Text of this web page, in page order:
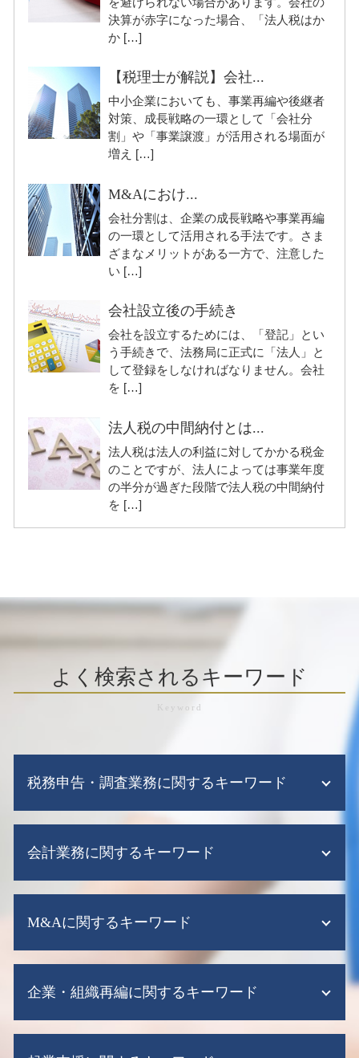
決算が赤字になった場合、「法人税はか
か […]
【税理士が解説】会社...
中小企業においても、事業再編や後継者
対策、成長戦略の一環として「会社分
割」や「事業譲渡」が活用される場面が
増え […]
M&Aにおけ...
会社分割は、企業の成長戦略や事業再編
の一環として活用される手法です。さま
ざまなメリットがある一方で、注意した
い […]
会社設立後の手続き
会社を設立するためには、「登記」とい
う手続きで、法務局に正式に「法人」と
して登録をしなければなりません。会社
を […]
法人税の中間納付とは...
法人税は法人の利益に対してかかる税金
のことですが、法人によっては事業年度
の半分が過ぎた段階で法人税の中間納付
を […]
よく検索されるキーワード
税務申告・調査業務に関するキーワード
税務調査 期間 法人
税務調査 時期
税務調査 いくらから
税務調査 対策
法人税 期限
税務調査 流れ
税務調査 売上規模
会計業務に関するキーワード
会計ソフト 弥生
会計ソフト
給与計算ソフト 導入
会計ソフト クラウド
会計ソフト シェア
M&Aに関するキーワード
のれん 償却期間 決め方
事業承継税制 わかりやすく
m&a 税金
企業・組織再編に関するキーワード